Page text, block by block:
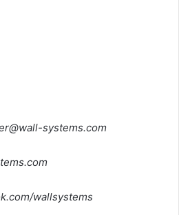
systems.com
wallsystems